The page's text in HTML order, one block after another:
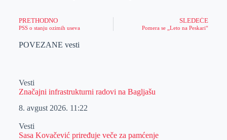
PRETHODNO
PSS o stanju ozimih useva
SLEDEĆE
Pomera se „Leto na Peskari“
POVEZANE vesti
Vesti
Značajni infrastrukturni radovi na Bagljašu
8. avgust 2026. 11:22
Vesti
Sasa Kovačević priređuje veče za pamćenje